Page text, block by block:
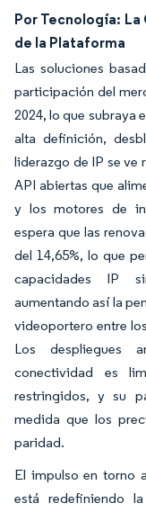
Por Tecnología:
de la Plataforma
Las soluciones
participación del
2024, lo que subraya
alta definición,
liderazgo de IP se ve
API abiertas que
y los motores de
espera que las
del 14,65%, lo que
capacidades IP
aumentando así la
videoportero entre
Los despliegues
conectividad es
restringidos, y su
medida que los
paridad.
El impulso en torno
está redefiniendo